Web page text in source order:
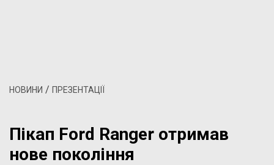
НОВИНИ / ПРЕЗЕНТАЦІЇ
Пікап Ford Ranger отримав
нове покоління